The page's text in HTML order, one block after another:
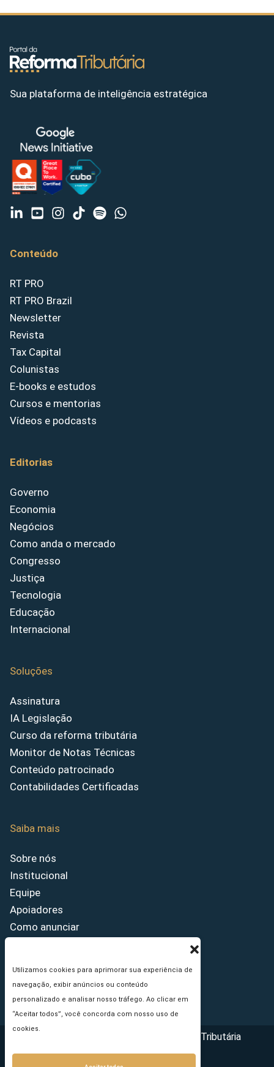
Utilizamos cookies para aprimorar sua experiência de
navegação, exibir anúncios ou conteúdo
personalizado e analisar nosso tráfego. Ao clicar em
“Aceitar todos”, você concorda com nosso uso de
cookies.
Sua plataforma de inteligência estratégica
Conteúdo
RT PRO
RT PRO Brazil
Newsletter
Revista
Tax Capital
Colunistas
E-books e estudos
Cursos e mentorias
Vídeos e podcasts
Editorias
Governo
Economia
Negócios
Como anda o mercado
Congresso
Justiça
Tecnologia
Educação
Internacional
Soluções
Assinatura
IA Legislação
Curso da reforma tributária
Monitor de Notas Técnicas
Conteúdo patrocinado
Contabilidades Certificadas
Saiba mais
Sobre nós
Institucional
Equipe
Apoiadores
Como anunciar
Princípios Editoriais
Copyright © 2026 - Portal da Reforma Tributária